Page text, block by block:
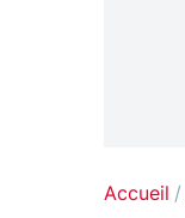
Accueil